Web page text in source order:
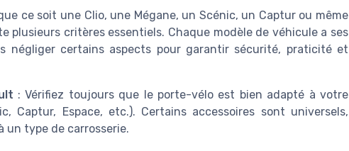
ce soit une Clio, une Mégane, un Scénic, un Captur ou même
plusieurs critères essentiels. Chaque modèle de véhicule a ses
négliger certains aspects pour garantir sécurité, praticité et
: Vérifiez toujours que le porte-vélo est bien adapté à votre
Captur, Espace, etc.). Certains accessoires sont universels,
un type de carrosserie.